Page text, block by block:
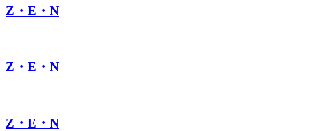
Z・E・N
Z・E・N
Z・E・N